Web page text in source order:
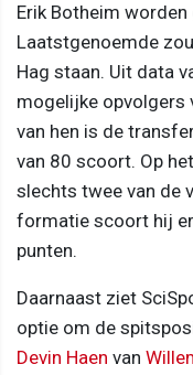
Erik Botheim
Laatstgenoemde
Hag staan. Uit data
mogelijke opvolgers
van hen is de
van 80 scoort. Op
slechts twee van de
formatie scoort hij
punten.
Daarnaast ziet
optie om de
Devin Haen van